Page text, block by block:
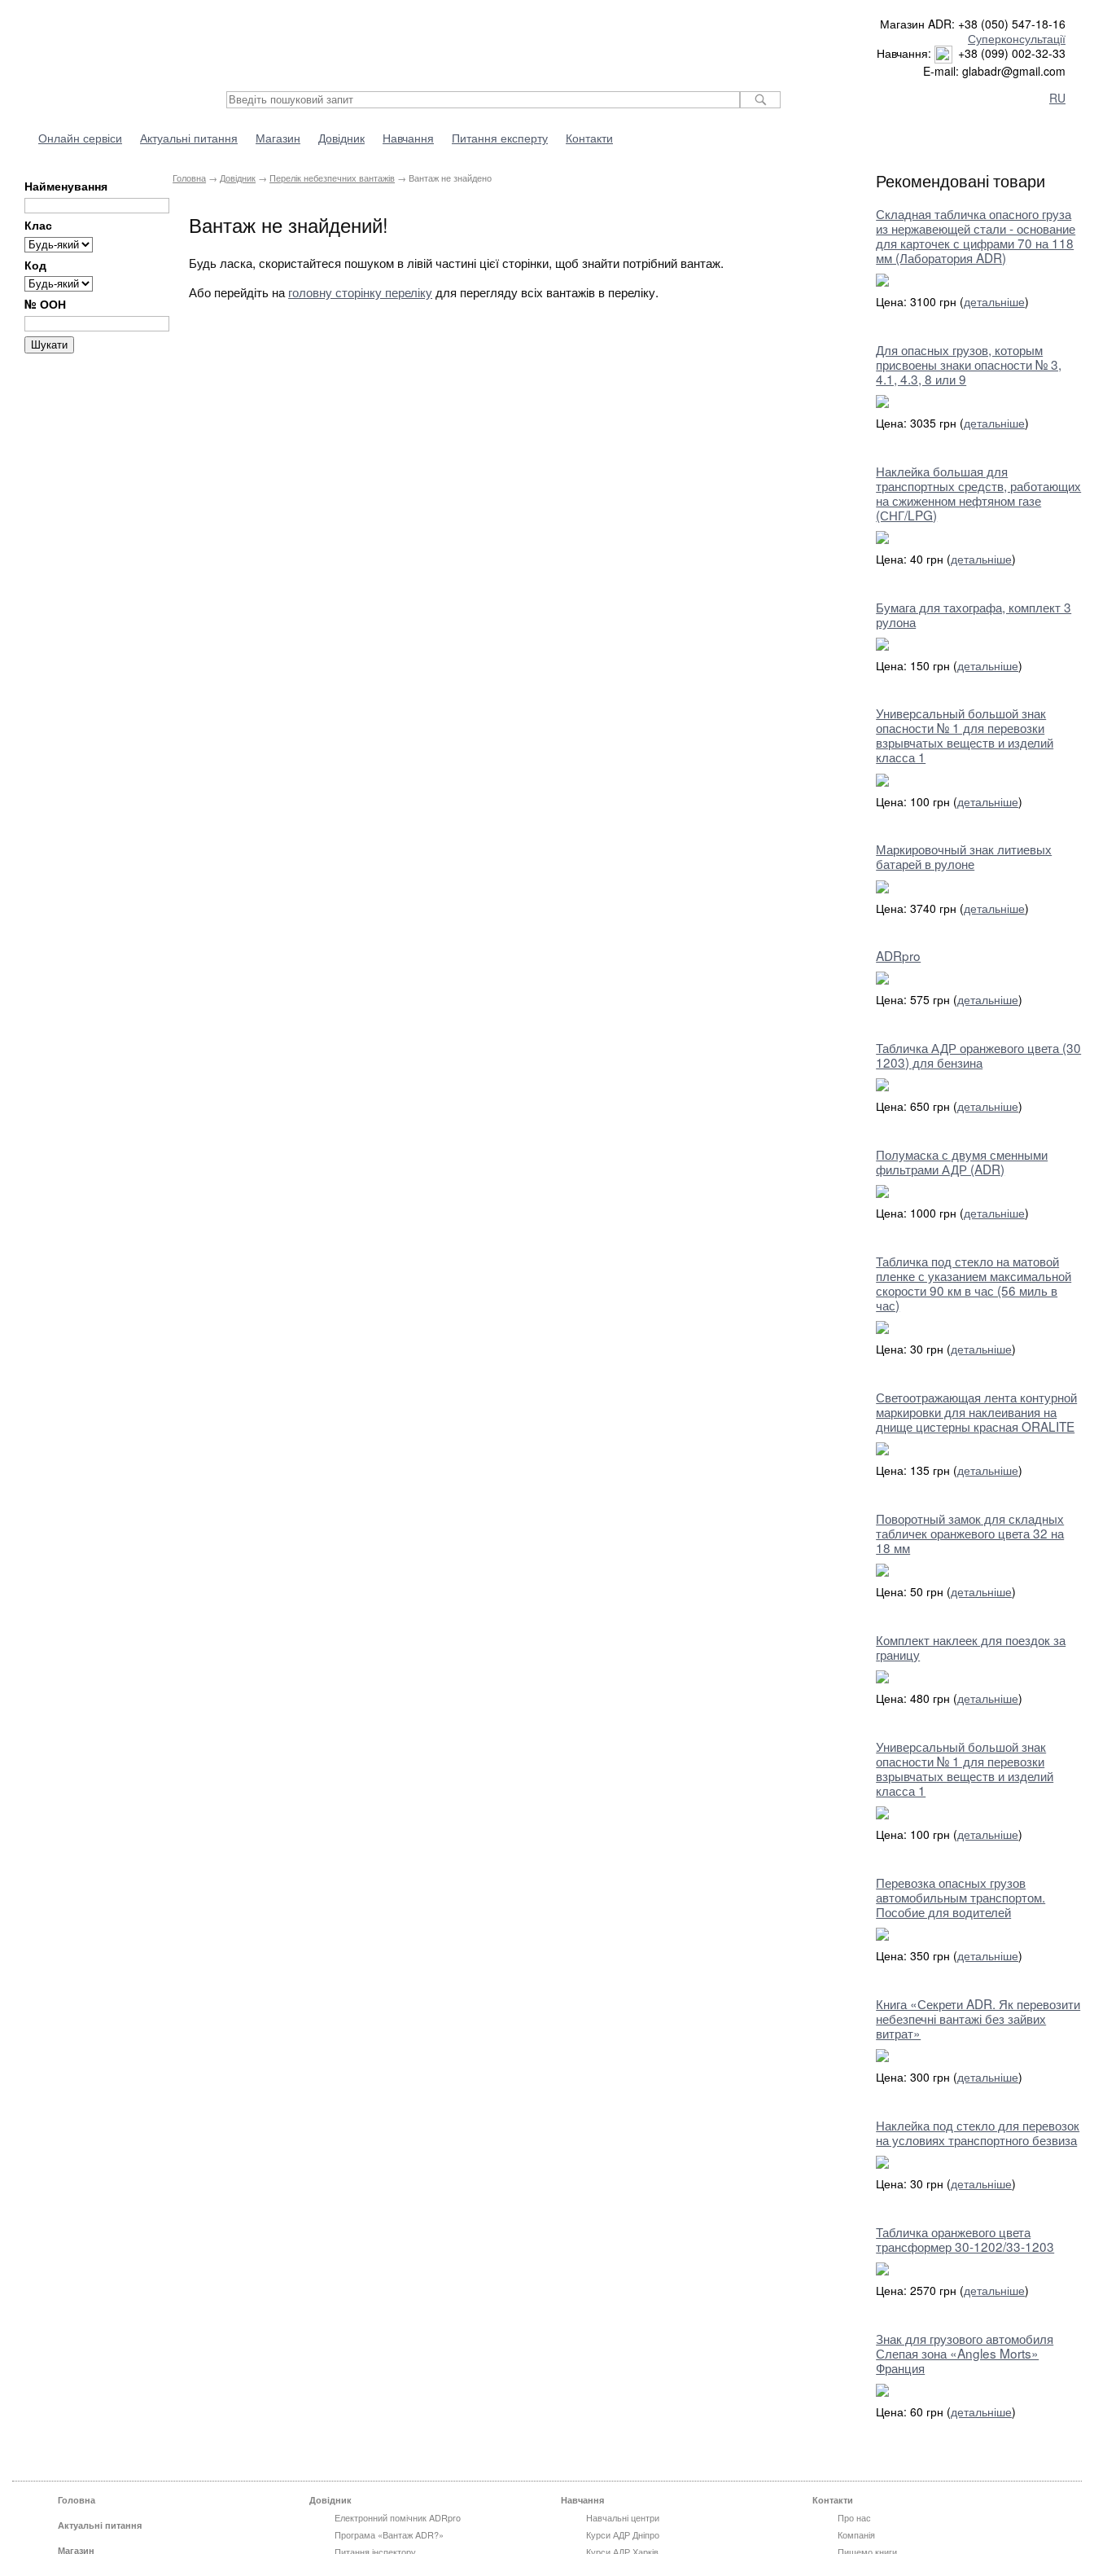
Магазин ADR: +38 (050) 547-18-16
Суперконсультації
Навчання:
+38 (099) 002-32-33
E-mail: glabadr@gmail.com
RU
Онлайн сервіси Актуальні питання Магазин Довідник Навчання Питання експерту Контакти
Найменування
Клас
Код
№ ООН
Головна → Довідник → Перелік небезпечних вантажів → Вантаж не знайдено
Вантаж не знайдений!
Будь ласка, скористайтеся пошуком в лівій частині цієї сторінки, щоб знайти потрібний вантаж.
Або перейдіть наголовну сторінку перелікудля перегляду всіх вантажів в переліку.
Рекомендовані товари
Складная табличка опасного груза
из нержавеющей стали - основание
для карточек с цифрами 70 на 118
мм (Лаборатория ADR)
Цена: 3100 грн (детальніше)
Для опасных грузов, которым
присвоены знаки опасности № 3,
4.1, 4.3, 8 или 9
Цена: 3035 грн (детальніше)
Наклейка большая для
транспортных средств, работающих
на сжиженном нефтяном газе
(СНГ/LPG)
Цена: 40 грн (детальніше)
Бумага для тахографа, комплект 3
рулона
Цена: 150 грн (детальніше)
Универсальный большой знак
опасности № 1 для перевозки
взрывчатых веществ и изделий
класса 1
Цена: 100 грн (детальніше)
Маркировочный знак литиевых
батарей в рулоне
Цена: 3740 грн (детальніше)
ADRpro
Цена: 575 грн (детальніше)
Табличка АДР оранжевого цвета (30
1203) для бензина
Цена: 650 грн (детальніше)
Полумаска с двумя сменными
фильтрами АДР (ADR)
Цена: 1000 грн (детальніше)
Табличка под стекло на матовой
пленке с указанием максимальной
скорости 90 км в час (56 миль в
час)
Цена: 30 грн (детальніше)
Светоотражающая лента контурной
маркировки для наклеивания на
днище цистерны красная ORALITE
Цена: 135 грн (детальніше)
Поворотный замок для складных
табличек оранжевого цвета 32 на
18 мм
Цена: 50 грн (детальніше)
Комплект наклеек для поездок за
границу
Цена: 480 грн (детальніше)
Универсальный большой знак
опасности № 1 для перевозки
взрывчатых веществ и изделий
класса 1
Цена: 100 грн (детальніше)
Перевозка опасных грузов
автомобильным транспортом.
Пособие для водителей
Цена: 350 грн (детальніше)
Книга «Секрети ADR. Як перевозити
небезпечні вантажі без зайвих
витрат»
Цена: 300 грн (детальніше)
Наклейка под стекло для перевозок
на условиях транспортного безвиза
Цена: 30 грн (детальніше)
Табличка оранжевого цвета
трансформер 30-1202/33-1203
Цена: 2570 грн (детальніше)
Знак для грузового автомобиля
Слепая зона «Angles Morts»
Франция
Цена: 60 грн (детальніше)
Головна
Актуальні питання
Магазин
Довідник
Електронний помічник ADRpro
Програма «Вантаж ADR?»
Питання інспектору
Навчання
Навчальні центри
Курси АДР Дніпро
Курси АДР Харків
Контакти
Про нас
Компанія
Пишемо книги